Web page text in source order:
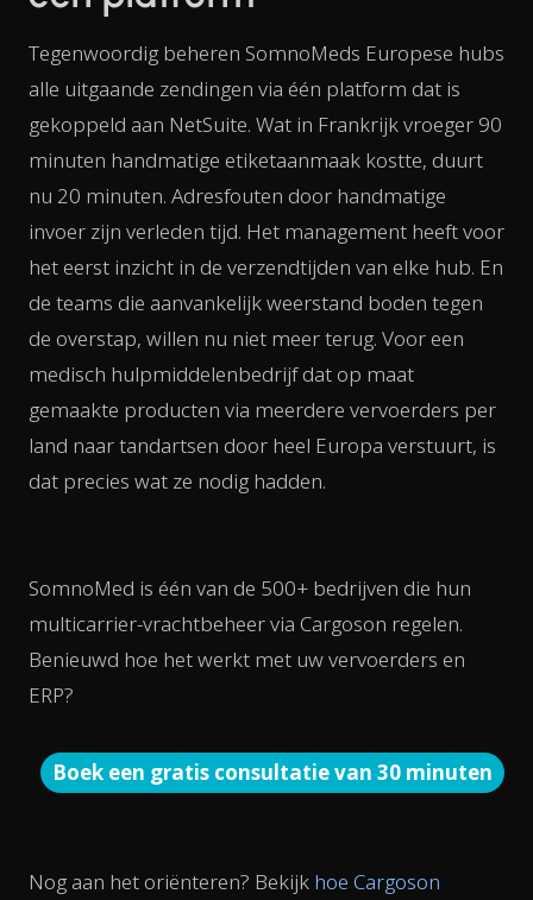
Tegenwoordig beheren SomnoMeds Europese hubs
alle uitgaande zendingen via één platform dat is
gekoppeld aan NetSuite. Wat in Frankrijk vroeger 90
minuten handmatige etiketaanmaak kostte, duurt
nu 20 minuten. Adresfouten door handmatige
invoer zijn verleden tijd. Het management heeft voor
het eerst inzicht in de verzendtijden van elke hub. En
de teams die aanvankelijk weerstand boden tegen
de overstap, willen nu niet meer terug. Voor een
medisch hulpmiddelenbedrijf dat op maat
gemaakte producten via meerdere vervoerders per
land naar tandartsen door heel Europa verstuurt, is
dat precies wat ze nodig hadden.
SomnoMed is één van de 500+ bedrijven die hun
multicarrier-vrachtbeheer via Cargoson regelen.
Benieuwd hoe het werkt met uw vervoerders en
ERP?
Boek een gratis consultatie van 30 minuten
Nog aan het oriënteren? Bekijk hoe Cargoson